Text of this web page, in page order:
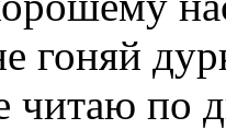
гоняй
читаю по